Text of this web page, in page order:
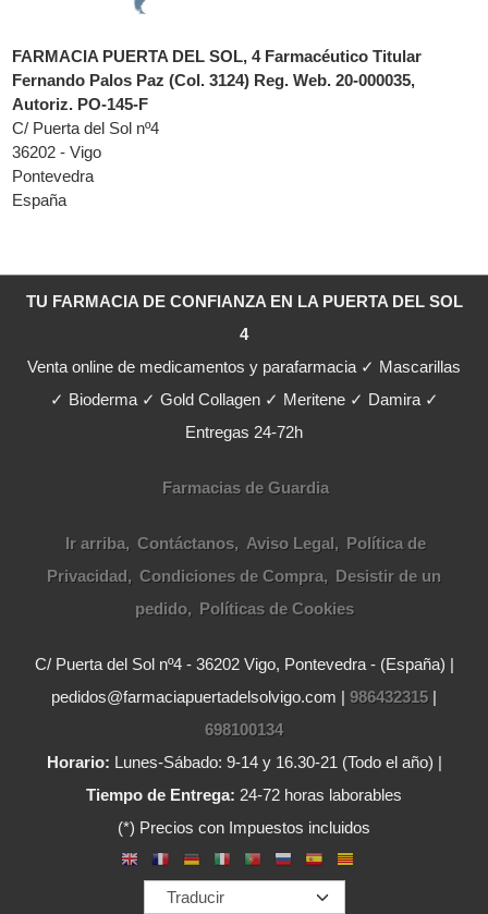
FARMACIA PUERTA DEL SOL, 4 Farmacéutico Titular
Fernando Palos Paz (Col. 3124) Reg. Web. 20-000035,
Autoriz. PO-145-F
C/ Puerta del Sol nº4
36202 - Vigo
Pontevedra
España
TU FARMACIA DE CONFIANZA EN LA PUERTA DEL SOL
4
Venta online de medicamentos y parafarmacia ✓ Mascarillas
✓ Bioderma ✓ Gold Collagen ✓ Meritene ✓ Damira ✓
Entregas 24-72h
Farmacias de Guardia
Ir arriba Contáctanos Aviso Legal
Política de
Privacidad
Condiciones de Compra
Desistir de un
pedido
Políticas de Cookies
C/ Puerta del Sol nº4 - 36202 Vigo, Pontevedra - (España) |
pedidos@farmaciapuertadelsolvigo.com | 986432315 |
698100134
Horario: Lunes-Sábado: 9-14 y 16.30-21 (Todo el año) |
Tiempo de Entrega: 24-72 horas laborables
(*) Precios con Impuestos incluidos